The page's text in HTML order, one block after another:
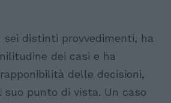
sei distinti provvedimenti, ha
dei casi e ha
delle decisioni,
suo punto di vista. Un caso